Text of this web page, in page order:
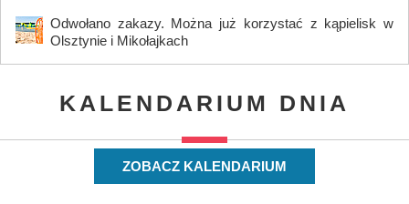
Odwołano zakazy. Można już korzystać z kąpielisk w
Olsztynie i Mikołajkach
KALENDARIUM DNIA
ZOBACZ KALENDARIUM